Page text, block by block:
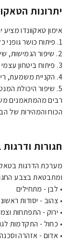
יתרונות
אימון טאקוונדו מציע
1. פיתוח כושר גופני כללי וחיזוק שרירים
2. שיפור הגמישות, שיווי המשקל והקואורדינציה
3. פיתוח ביטחון עצמי ויכולות הגנה עצמית
4. הקניית משמעת, ריכוז והתמדה
5. שיפור היכולת המנטלית והרגשית להתמודד עם אתגרים
רבים מהמתאמנים
הכוח והמהירות של
חגורות
מערכת הדרגות
ומתבטאת בצבע
• לבן - מתחילים
• צהוב - יסודות
• ירוק - התפתחות
• כחול - התקדמות
• אדום - אזהרה